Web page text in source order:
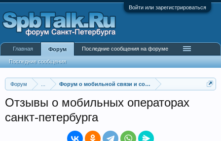
Войти или зарегистрироваться
Форум Форум о мобильной связи и сотовых операторах
Отзывы о мобильных операторах
санкт-петербурга
Главная Форум
Последние сообщения
Последние сообщения на форуме